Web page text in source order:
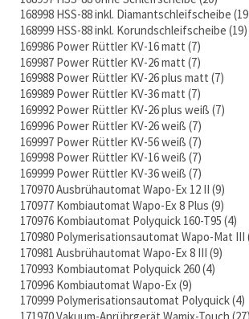
168998 HSS-88 inkl. Diamantschleifscheibe 19
168999 HSS-88 inkl. Korundschleifscheibe 19
169986 Power Rüttler KV-16 matt 7
169987 Power Rüttler KV-26 matt 7
169988 Power Rüttler KV-26 plus matt 7
169989 Power Rüttler KV-36 matt 7
169992 Power Rüttler KV-26 plus weiß 7
169996 Power Rüttler KV-26 weiß 7
169997 Power Rüttler KV-56 weiß 7
169998 Power Rüttler KV-16 weiß 7
169999 Power Rüttler KV-36 weiß 7
170970 Ausbrühautomat Wapo-Ex 12 II 9
170977 Kombiautomat Wapo-Ex 8 Plus 9
170976 Kombiautomat Polyquick 160-T95 4
170980 Polymerisationsautomat Wapo-Mat III
170981 Ausbrühautomat Wapo-Ex 8 III 9
170993 Kombiautomat Polyquick 260 4
170996 Kombiautomat Wapo-Ex 9
170999 Polymerisationsautomat Polyquick 4